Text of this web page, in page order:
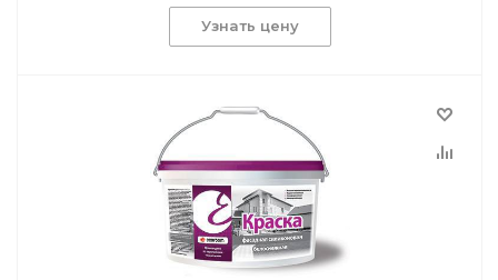
Узнать цену